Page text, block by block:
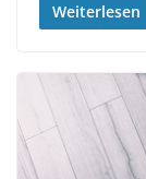
Weiterlesen